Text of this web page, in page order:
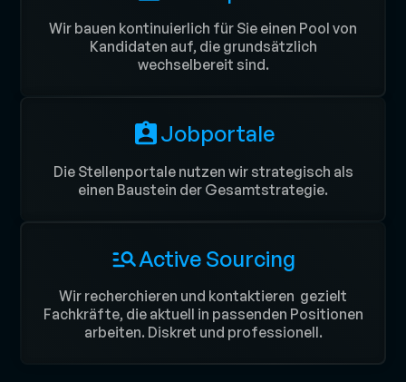
Wir bauen kontinuierlich für Sie einen Pool von
Kandidaten auf, die grundsätzlich
wechselbereit sind.
Jobportale
Die Stellenportale nutzen wir strategisch als
einen Baustein der Gesamtstrategie.
Active Sourcing
Wir recherchieren und kontaktieren gezielt
Fachkräfte, die aktuell in passenden Positionen
arbeiten. Diskret und professionell.